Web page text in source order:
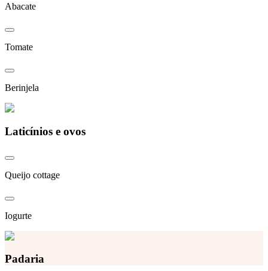
Abacate
Tomate
Berinjela
Laticínios e ovos
Queijo cottage
Iogurte
Padaria